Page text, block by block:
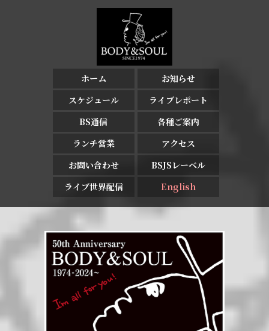
ホーム
お知らせ
スケジュール
ライブレポート
BS通信
各種ご案内
ランチ営業
アクセス
お問い合わせ
BSJSレーベル
ライブ世界配信
English